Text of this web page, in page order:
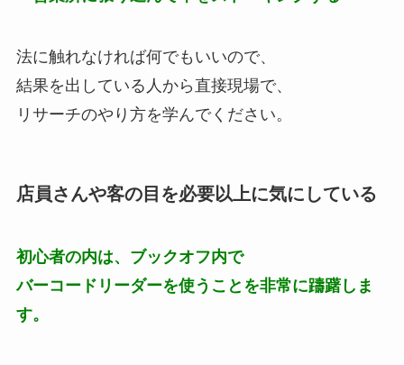
法に触れなければ何でもいいので、
結果を出している人から直接現場で、
リサーチのやり方を学んでください。
店員さんや客の目を必要以上に気にしている
初心者の内は、ブックオフ内で
バーコードリーダーを使うことを非常に躊躇しま
す。